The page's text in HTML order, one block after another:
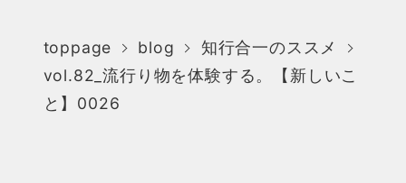
toppage blog
知行合一のススメ
vol.82_流行り物を体験する。【新しいこ
と】0026